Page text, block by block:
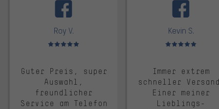
Roy V.
Bewertungen: 5 von 5
Guter Preis, super
Auswahl,
freundlicher
Service am Telefon
Kevin S.
Bewertungen: 5 von 5
Immer extrem
schneller
Einer meiner
Lieblings-